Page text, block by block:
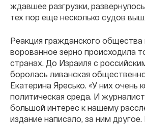
ждавшее разгрузки,
тех пор еще несколько судов
Реакция гражданского общества
ворованное зерно происходила
странах. До Израиля с
боролась ливанская
Екатерина Яресько. «У них очень
политическая среда. И
большой интерес к нашему
издание написало, за ним